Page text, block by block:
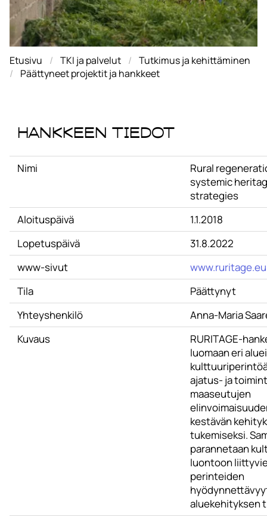
Etusivu TKI ja palvelut
Tutkimus ja kehittäminen
Päättyneet projektit ja hankkeet
Hankkeen tiedot
Nimi
Rural
systemic
strategies
Aloituspäivä
1.1.2018
Lopetuspäivä
31.8.2022
www-sivut
www.ruritage.eu
Tila
Päättynyt
Yhteyshenkilö
Anna-Maria
Kuvaus
RURITAGE-
luomaan eri
ajatus- ja
maaseutujen
kestävän
tukemiseksi.
parannetaan
luontoon
perinteiden
aluekehityksen